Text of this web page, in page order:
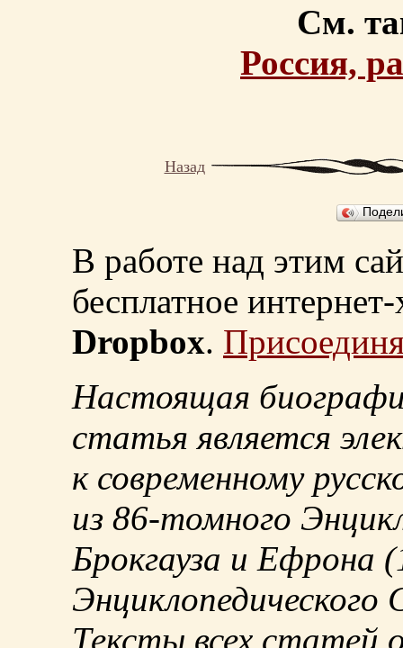
См.
Россия,
Назад
В работе над этим
бесплатное
Dropbox.
Настоящая
статья является
к современному
из 86-томного
Брокгауза и Ефрона
Энциклопедического
Тексты всех статей